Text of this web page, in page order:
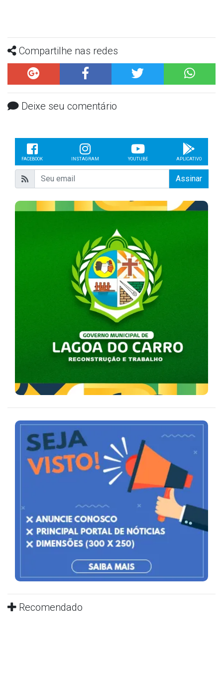
Compartilhe nas redes
Deixe seu comentário
FACEBOOK INSTAGRAM YOUTUBE APLICATIVO
Assinar
Recomendado